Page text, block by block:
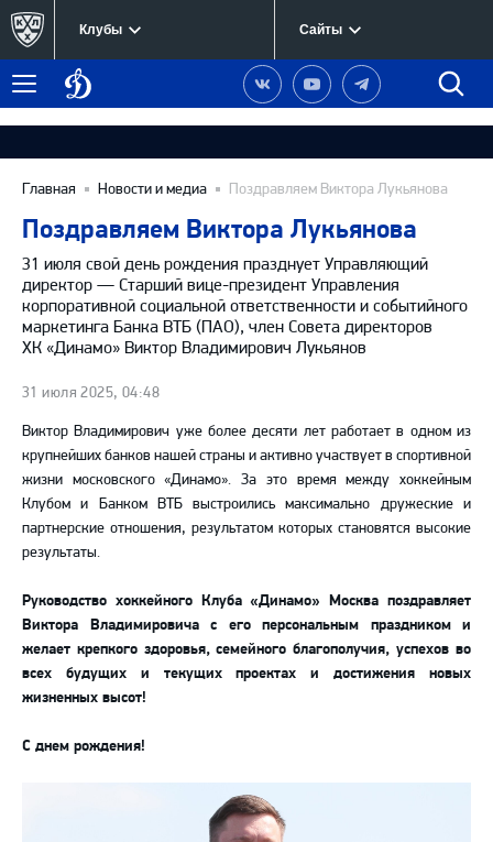
Клубы Сайты
Меню
Динамо
Москва
Наша
группа
Вконтакте
Наш
канал
YouTube
Наш
канал
Telegram
Главная Новости и медиа Поздравляем Виктора Лукьянова
Поздравляем Виктора Лукьянова
31 июля свой день рождения празднует Управляющий
директор — Старший вице-президент Управления
корпоративной социальной ответственности и событийного
маркетинга Банка ВТБ (ПАО), член Совета директоров
ХК «Динамо» Виктор Владимирович Лукьянов
31 июля 2025, 04:48
Виктор Владимирович уже более десяти лет работает в одном из
крупнейших банков нашей страны и активно участвует в спортивной
жизни московского «Динамо». За это время между хоккейным
Клубом и Банком ВТБ выстроились максимально дружеские и
партнерские отношения, результатом которых становятся высокие
результаты.
Руководство хоккейного Клуба «Динамо» Москва поздравляет
Виктора Владимировича с его персональным праздником и
желает крепкого здоровья, семейного благополучия, успехов во
всех будущих и текущих проектах и достижения новых
жизненных высот!
С днем рождения!